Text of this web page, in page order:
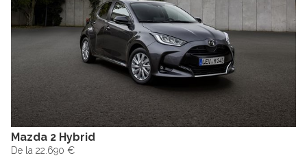
Mazda 2 Hybrid
De la 22.690 €